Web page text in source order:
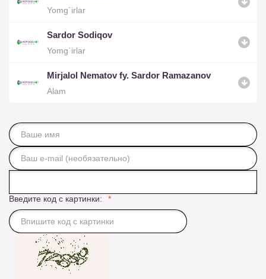
Yomg`irlar
Sardor Sodiqov
Yomg`irlar
Mirjalol Nematov fy. Sardor Ramazanov
Alam
Введите код с картинки: